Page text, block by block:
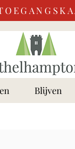
Blijven